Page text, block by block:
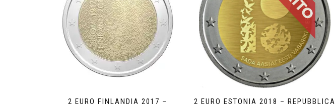
2 EURO FINLANDIA 2017 –
2 EURO ESTONIA 2018 – REPUBBLICA